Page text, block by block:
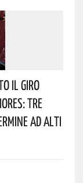
Il Giro
Tre
Ad Alti